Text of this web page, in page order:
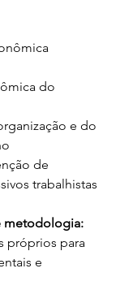
do
e do
de
trabalhistas
metodologia:
próprios para
e